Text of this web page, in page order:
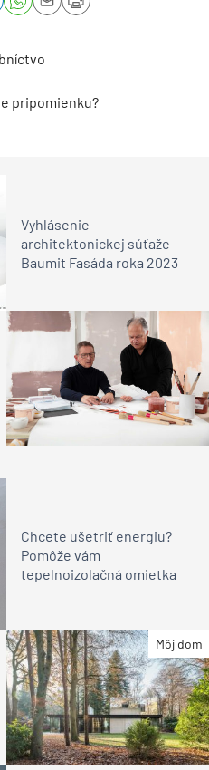
pripomienku?
Vyhlásenie
architektonickej súťaže
Baumit Fasáda roka 2023
Chcete ušetriť energiu?
Pomôže vám
tepelnoizolačná omietka
Môj dom